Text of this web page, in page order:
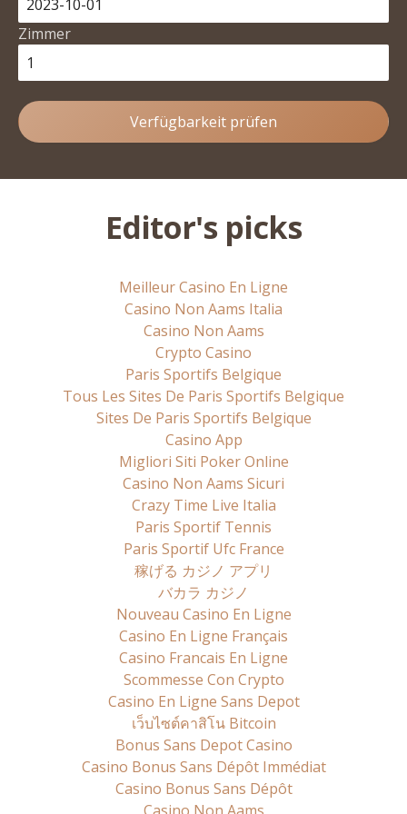
Zimmer
Verfügbarkeit prüfen
Editor's picks
Meilleur Casino En Ligne
Casino Non Aams Italia
Casino Non Aams
Crypto Casino
Paris Sportifs Belgique
Tous Les Sites De Paris Sportifs Belgique
Sites De Paris Sportifs Belgique
Casino App
Migliori Siti Poker Online
Casino Non Aams Sicuri
Crazy Time Live Italia
Paris Sportif Tennis
Paris Sportif Ufc France
稼げる カジノ アプリ
バカラ カジノ
Nouveau Casino En Ligne
Casino En Ligne Français
Casino Francais En Ligne
Scommesse Con Crypto
Casino En Ligne Sans Depot
เว็บไซต์คาสิโน Bitcoin
Bonus Sans Depot Casino
Casino Bonus Sans Dépôt Immédiat
Casino Bonus Sans Dépôt